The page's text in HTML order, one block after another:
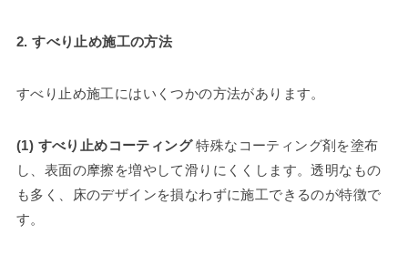
2. すべり止め施工の方法
すべり止め施工にはいくつかの方法があります。
(1) すべり止めコーティング特殊なコーティング剤を塗布
し、表面の摩擦を増やして滑りにくくします。透明なもの
も多く、床のデザインを損なわずに施工できるのが特徴で
す。